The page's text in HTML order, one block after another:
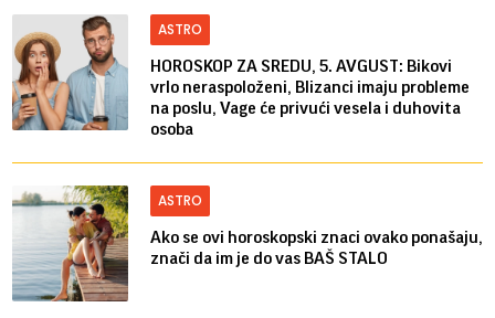
ASTRO
HOROSKOP ZA SREDU, 5. AVGUST: Bikovi
vrlo neraspoloženi, Blizanci imaju probleme
na poslu, Vage će privući vesela i duhovita
osoba
ASTRO
Ako se ovi horoskopski znaci ovako ponašaju,
znači da im je do vas BAŠ STALO